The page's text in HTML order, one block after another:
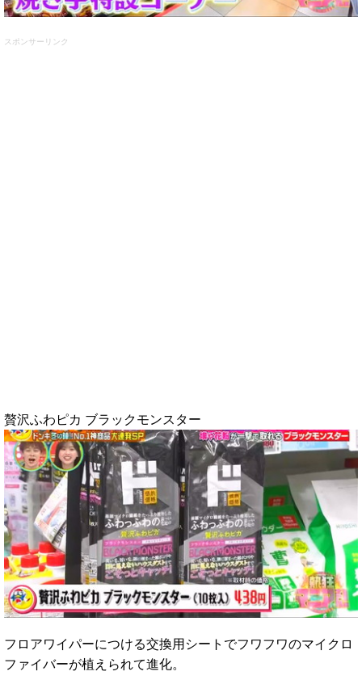
スポンサーリンク
贅沢ふわピカ ブラックモンスター
フロアワイパーにつける交換用シートでフワフワのマイクロ
ファイバーが植えられて進化。